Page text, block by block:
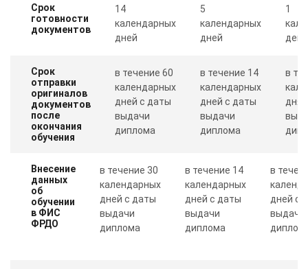
Срок
готовности
документов
14
календарных
дней
5
календарных
дней
1
день
Срок
отправки
оригиналов
документов
после
окончания
обучения
в течение 60
календарных
дней с даты
выдачи
диплома
в течение 14
календарных
дней с даты
выдачи
диплома
в
дня
Внесение
данных
об
обучении
в ФИС
ФРДО
в течение 30
календарных
дней с даты
выдачи
диплома
в течение 14
календарных
дней с даты
выдачи
диплома
в
дней с
выдачи